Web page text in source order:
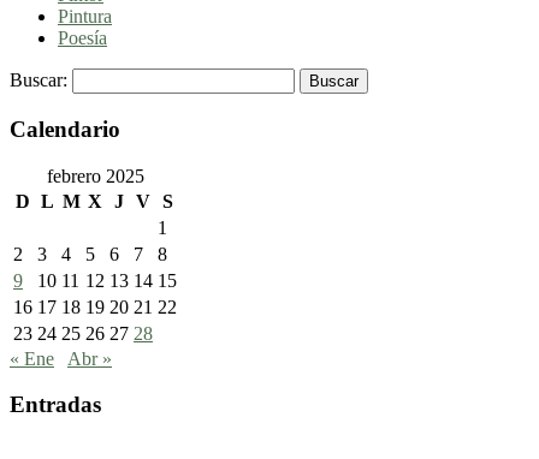
Pintura
Poesía
Buscar:
Calendario
febrero 2025
D L M X J V S
1
2
3 4 5 6 7
8
9
10 11 12 13 14 15
16 17 18 19 20 21 22
23 24 25 26 27 28
« Ene
Abr »
Entradas